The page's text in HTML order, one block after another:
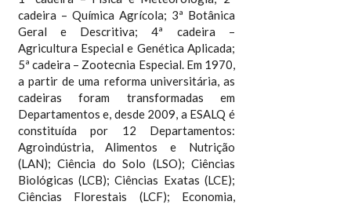
cadeira – Química Agrícola; 3ª Botânica
Geral e Descritiva; 4ª cadeira –
Agricultura Especial e Genética Aplicada;
5ª cadeira – Zootecnia Especial. Em 1970,
a partir de uma reforma universitária, as
cadeiras foram transformadas em
Departamentos e, desde 2009, a ESALQ é
constituída por 12 Departamentos:
Agroindústria, Alimentos e Nutrição
(LAN); Ciência do Solo (LSO); Ciências
Biológicas (LCB); Ciências Exatas (LCE);
Ciências Florestais (LCF); Economia,